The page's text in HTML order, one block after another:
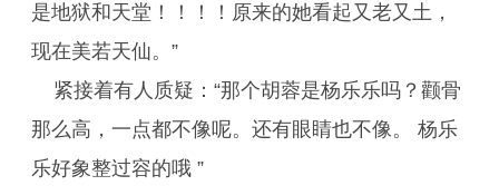
是地狱和天堂！！！！原来的她看起又老又土，
现在美若天仙。”
紧接着有人质疑：“那个胡蓉是杨乐乐吗？颧骨
那么高，一点都不像呢。还有眼睛也不像。 杨乐
乐好象整过容的哦 ”